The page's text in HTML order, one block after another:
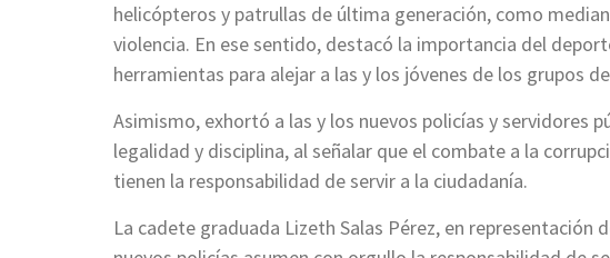
helicópteros y patrullas de última generación, como
violencia. En ese sentido, destacó la importancia del
herramientas para alejar a las y los jóvenes de los grupos
Asimismo, exhortó a las y los nuevos policías y servidores
legalidad y disciplina, al señalar que el combate a la
tienen la responsabilidad de servir a la ciudadanía.
La cadete graduada Lizeth Salas Pérez, en representación